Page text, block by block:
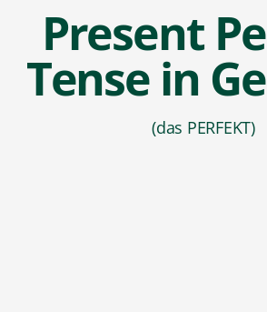
Present
Tense in
(das PERFEKT)